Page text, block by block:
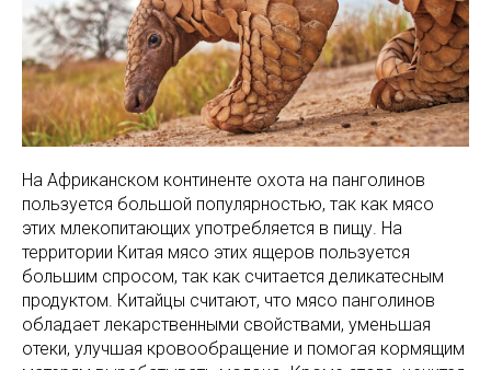
На Африканском континенте охота на панголинов
пользуется большой популярностью, так как мясо
этих млекопитающих употребляется в пищу. На
территории Китая мясо этих ящеров пользуется
большим спросом, так как считается деликатесным
продуктом. Китайцы считают, что мясо панголинов
обладает лекарственными свойствами, уменьшая
отеки, улучшая кровообращение и помогая кормящим